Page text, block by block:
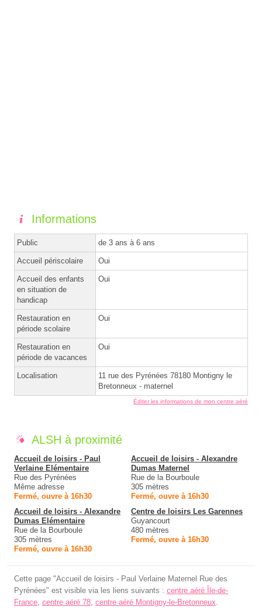
Informations
Public de 3 ans à 6 ans
Accueil périscolaire Oui
Accueil des enfants
en situation de
handicap
Oui
Restauration en
période scolaire
Oui
Restauration en
période de vacances
Oui
Localisation
11 rue des Pyrénées 78180 Montigny le
Bretonneux - maternel
Éditer les informations de mon centre aéré
ALSH à proximité
Accueil de loisirs - Paul
Verlaine Elémentaire
Rue des Pyrénées
Même adresse
Fermé, ouvre à 16h30
Accueil de loisirs - Alexandre
Dumas Maternel
Rue de la Bourboule
305 mètres
Fermé, ouvre à 16h30
Accueil de loisirs - Alexandre
Dumas Elémentaire
Rue de la Bourboule
305 mètres
Fermé, ouvre à 16h30
Centre de loisirs Les Garennes
Guyancourt
480 mètres
Fermé, ouvre à 16h30
Cette page "Accueil de loisirs - Paul Verlaine Maternel Rue des
Pyrénées" est visible via les liens suivants : centre aéré Île-de-
France, centre aéré 78, centre aéré Montigny-le-Bretonneux.